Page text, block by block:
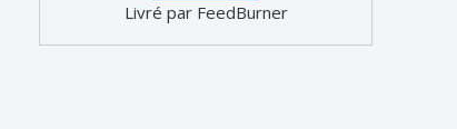
Livré par FeedBurner